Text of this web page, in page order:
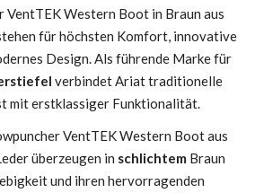
VentTEK Western Boot in Braun aus
für höchsten Komfort, innovative
Design. Als führende Marke für
verbindet Ariat traditionelle
mit erstklassiger Funktionalität.
VentTEK Western Boot aus
überzeugen in schlichtem Braun
und ihren hervorragenden